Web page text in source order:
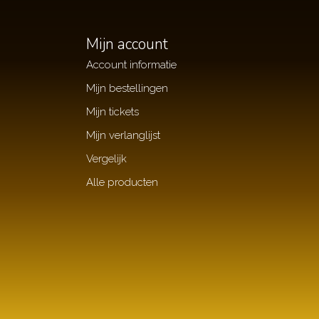
Mijn account
Account informatie
Mijn bestellingen
Mijn tickets
Mijn verlanglijst
Vergelijk
Alle producten